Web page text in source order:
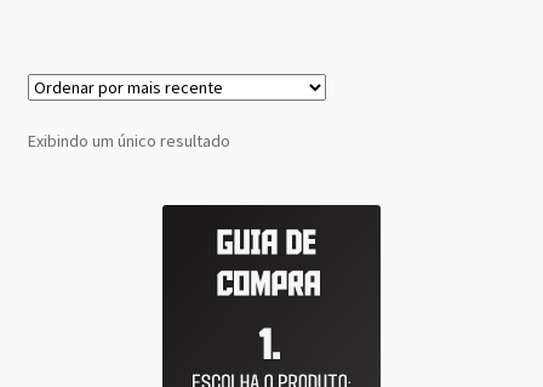
Exibindo um único resultado